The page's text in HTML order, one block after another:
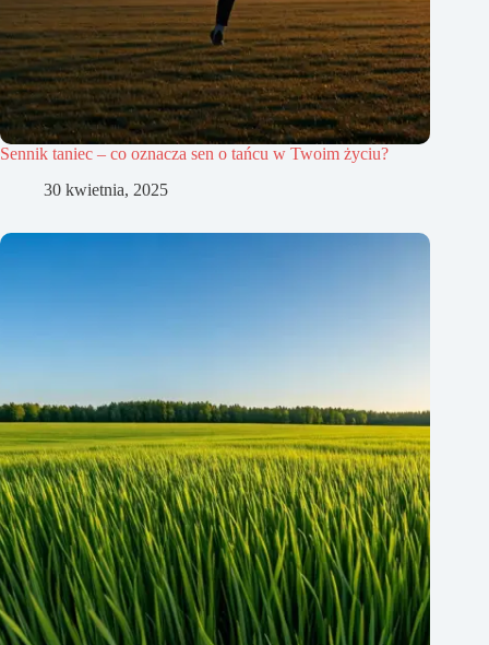
Sennik taniec – co oznacza sen o tańcu w Twoim życiu?
30 kwietnia, 2025